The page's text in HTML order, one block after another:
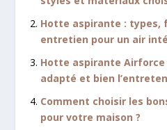
Hotte aspirante : types,
entretien pour un air
Hotte aspirante Airforce
adapté et bien
Comment choisir les
pour votre maison ?